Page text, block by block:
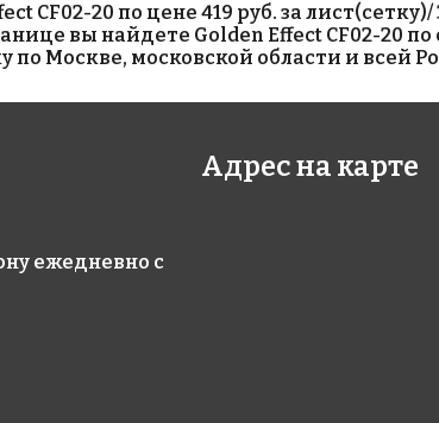
Rose GA 114(2)
327x327
20 по цене 419 руб. за лист(сетку)/
вы найдете Golden Effect CF02-20
Москве, московской области и всей
ежедневно с
Адрес на карте